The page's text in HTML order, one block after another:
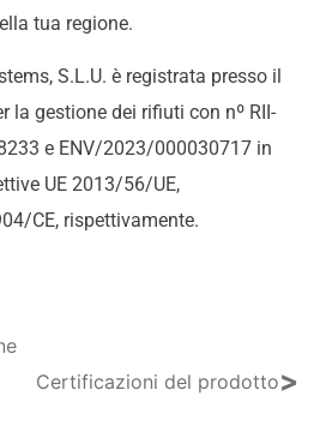
tua regione.
S.L.U. è registrata presso il
la gestione dei rifiuti con nº RII-
8233 e ENV/2023/000030717 in
UE 2013/56/UE,
CE, rispettivamente.
Certificazioni del prodotto>